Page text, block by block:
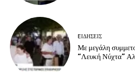
EΙΔΗΣΕΙΣ
Με μεγάλη
“Λευκή Νύχτα”